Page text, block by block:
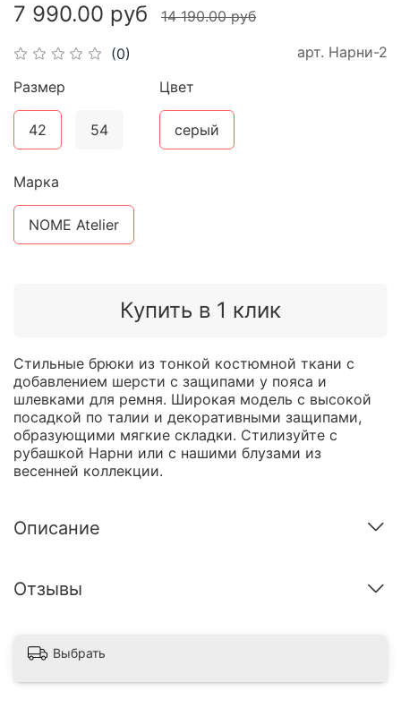
(0) арт. Нарни-2
7 990.00 руб 14 190.00 руб
Купить в 1 клик
Размер
42 54
Цвет
серый
Марка
NOME Atelier
Стильные брюки из тонкой костюмной ткани с
добавлением шерсти с защипами у пояса и
шлевками для ремня. Широкая модель с высокой
посадкой по талии и декоративными защипами,
образующими мягкие складки. Стилизуйте с
рубашкой Нарни или с нашими блузами из
весенней коллекции.
Описание
Отзывы
Выбрать